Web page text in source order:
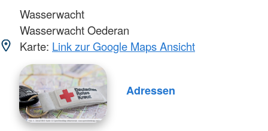
Wasserwacht
Wasserwacht Oederan
Karte: Link zur Google Maps Ansicht
Adressen